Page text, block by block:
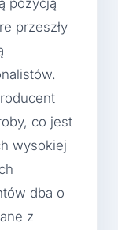
przeszły
co jest
wysokiej
dba o
z